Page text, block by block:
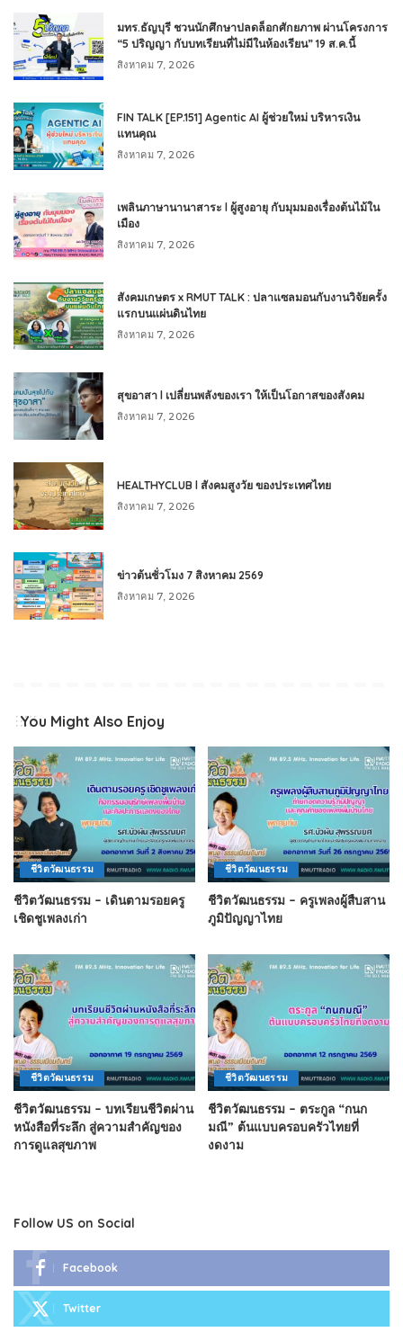
มทร.ธัญบุรี ชวนนักศึกษาปลดล็อกศักยภาพ ผ่านโครงการ
“5 ปริญญา กับบทเรียนที่ไม่มีในห้องเรียน” 19 ส.ค.นี้
สิงหาคม 7, 2026
FIN TALK [EP.151] Agentic AI ผู้ช่วยใหม่ บริหารเงิน
แทนคุณ
สิงหาคม 7, 2026
เพลินภาษานานาสาระ l ผู้สูงอายุ กับมุมมองเรื่องต้นไม้ใน
เมือง
สิงหาคม 7, 2026
สังคมเกษตร x RMUT TALK : ปลาแซลมอนกับงานวิจัยครั้ง
แรกบนแผ่นดินไทย
สิงหาคม 7, 2026
สุขอาสา l เปลี่ยนพลังของเรา ให้เป็นโอกาสของสังคม
สิงหาคม 7, 2026
HEALTHYCLUB l สังคมสูงวัย ของประเทศไทย
สิงหาคม 7, 2026
ข่าวต้นชั่วโมง 7 สิงหาคม 2569
สิงหาคม 7, 2026
You Might Also Enjoy
ชีวิตวัฒนธรรม
ชีวิตวัฒนธรรม – เดินตามรอยครู
เชิดชูเพลงเก่า
ชีวิตวัฒนธรรม
ชีวิตวัฒนธรรม – ครูเพลงผู้สืบสาน
ภูมิปัญญาไทย
ชีวิตวัฒนธรรม
ชีวิตวัฒนธรรม – บทเรียนชีวิตผ่าน
หนังสือที่ระลึก สู่ความสำคัญของ
การดูแลสุขภาพ
ชีวิตวัฒนธรรม
ชีวิตวัฒนธรรม – ตระกูล “กนก
มณี” ต้นแบบครอบครัวไทยที่
งดงาม
Follow US on Social
Facebook
Twitter